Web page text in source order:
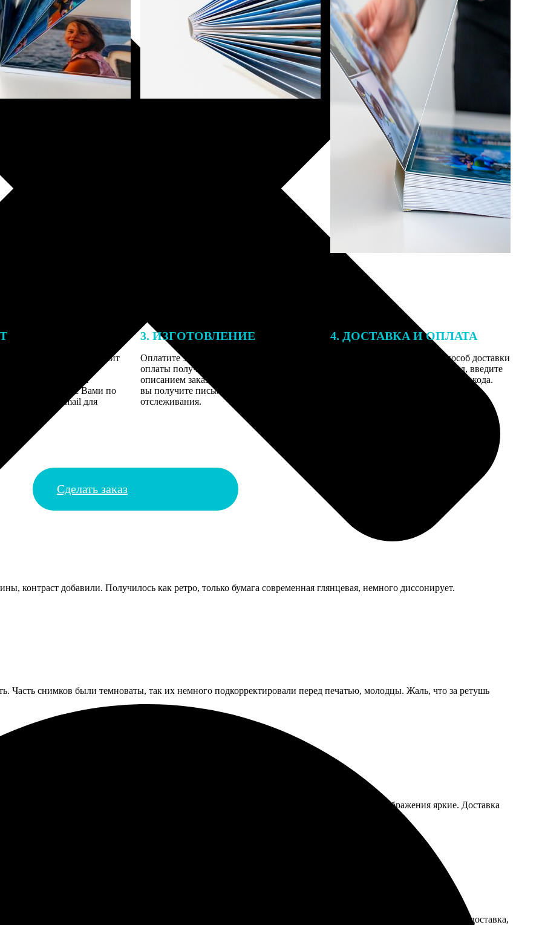
ФотоКниги зависит
заказа к печати наши
могут связаться с Вами по
телефону или email для
3. ИЗГОТОВЛЕНИЕ
Оплатите заказ банковской картой. После
оплаты получите подтверждение на email с
описанием заказа. Когда отправим заказ
вы получите письмо с трек-номером для
отслеживания.
4. ДОСТАВКА И ОПЛАТА
Введите адрес и выберите способ доставки
заказа. Если у вас есть промокод, введите
его в специальное поле для промокода.
Сделать заказ
контраст добавили. Получилось как ретро, только бумага современная глянцевая, немного диссонирует.
Часть снимков были темноваты, так их немного подкорректировали перед печатью, молодцы. Жаль, что за ретушь
процесс максимально простой. Выбор оформления впечатлил. Качество на высоте, изображения яркие. Доставка
Рекомендую!
легко выбрал нужный вариант. Загрузил фотографии, оформление заняло несколько минут. Оперативная доставка,